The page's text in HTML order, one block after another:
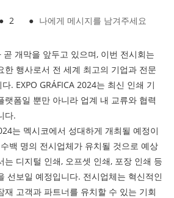
● 2 ● 나에게 메시지를 남겨주세요
곧 개막을 앞두고 있으며, 이번 전시회는
한 행사로서 전 세계 최고의 기업과 전문
. EXPO GRÁFICA 2024는 최신 인쇄 기
랫폼일 뿐만 아니라 업계 내 교류와 협력
다.
는 멕시코에서 성대하게 개최될 예정이
백 명의 전시업체가 유치될 것으로 예상
는 디지털 인쇄, 오프셋 인쇄, 포장 인쇄 등
선보일 예정입니다. 전시업체는 혁신적인
재 고객과 파트너를 유치할 수 있는 기회